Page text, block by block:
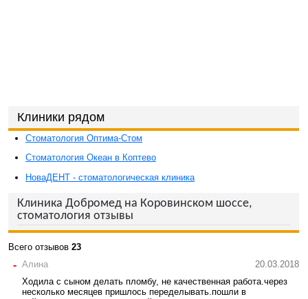
Клиники рядом
Стоматология Оптима-Стом
Стоматология Океан в Коптево
НоваДЕНТ - стоматологическая клиника
Клиника Добромед на Коровинском шоссе,
стоматология отзывы
Всего отзывов 23
- Алина
20.03.2018
Ходила с сыном делать пломбу, не качественная работа.через
несколько месяцев пришлось переделывать.пошли в